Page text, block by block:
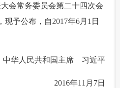
信息化 数据
新华广播
返回PC
会常务委员会第二十四次会
现予公布，自2017年6月1日
人民共和国主席 习近平
2016年11月7日